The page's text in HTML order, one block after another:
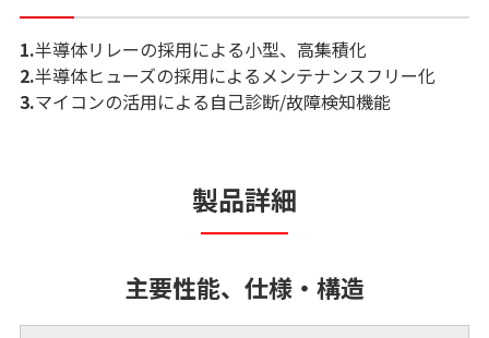
1.半導体リレーの採用による小型、高集積化
2.半導体ヒューズの採用によるメンテナンスフリー化
3.マイコンの活用による自己診断/故障検知機能
製品詳細
主要性能、仕様・構造